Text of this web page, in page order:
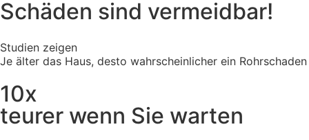
Schäden sind vermeidbar!
Studien zeigen
Je älter das Haus, desto wahrscheinlicher ein Rohrschaden
10x
teurer wenn Sie warten